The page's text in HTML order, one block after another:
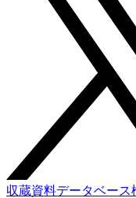
収蔵資料データベース